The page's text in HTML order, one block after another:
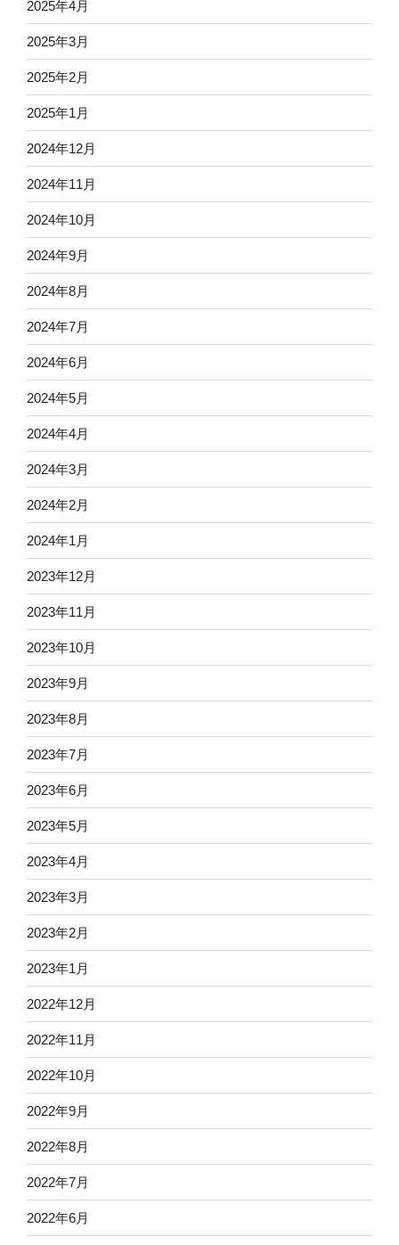
2025年4月
2025年3月
2025年2月
2025年1月
2024年12月
2024年11月
2024年10月
2024年9月
2024年8月
2024年7月
2024年6月
2024年5月
2024年4月
2024年3月
2024年2月
2024年1月
2023年12月
2023年11月
2023年10月
2023年9月
2023年8月
2023年7月
2023年6月
2023年5月
2023年4月
2023年3月
2023年2月
2023年1月
2022年12月
2022年11月
2022年10月
2022年9月
2022年8月
2022年7月
2022年6月